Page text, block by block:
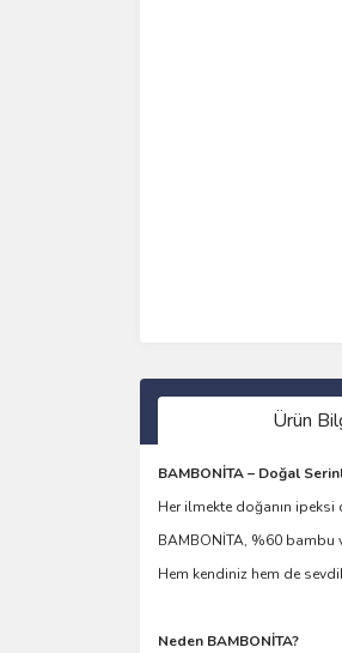
Ürün
BAMBONİTA – Doğal
Her ilmekte doğanın
BAMBONİTA, %60 bambu
Hem kendiniz hem de
Neden BAMBONİTA?